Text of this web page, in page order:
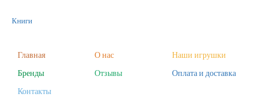
Книги
Фигурки
Главная О нас
Наши игрушки
Бренды
Отзывы
Оплата и доставка
Контакты